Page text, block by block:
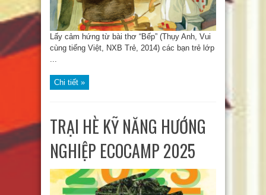
Lấy cảm hứng từ bài thơ “Bếp” (Thụy Anh, Vui
cùng tiếng Việt, NXB Trẻ, 2014) các bạn trẻ lớp
Chi tiết »
TRẠI HÈ KỸ NĂNG HƯỚNG
NGHIỆP ECOCAMP 2025